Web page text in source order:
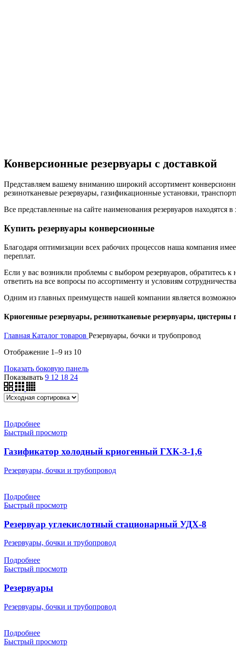
Конверсионные резервуары с доставкой
Представляем вашему вниманию широкий ассортимент
резинотканевые резервуары, газификационные установки,
Все представленные на сайте наименования резервуаров
Купить резервуары конверсионные
Благодаря оптимизации всех рабочих процессов наша компания
переплат.
Если у вас возникли проблемы с выбором резервуаров,
ответить на все вопросы по ассортименту и условиям
Одним из главных преимуществ нашей компании является
Криогенные резервуары, резинотканевые резервуары, цистерны
Главная Каталог товаров Резервуары, бочки и трубопровод
Отображение 1–9 из 10
Показать боковую панель
Показывать 9 12 18 24
Подробнее
Быстрый просмотр
Газификатор холодный криогенный ГХК-3-1,6
Резервуары, бочки и трубопровод
Подробнее
Быстрый просмотр
Резервуар углекислотный стационарный УДХ-8
Резервуары, бочки и трубопровод
Подробнее
Быстрый просмотр
Резервуары
Резервуары, бочки и трубопровод
Подробнее
Быстрый просмотр